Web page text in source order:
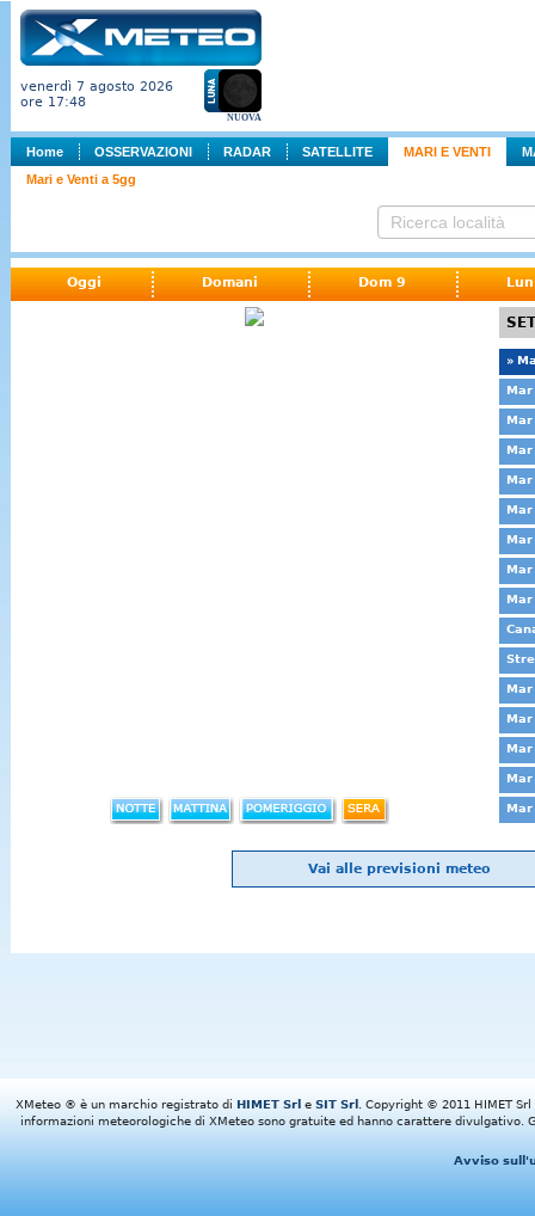
venerdì 7 agosto 2026
ore 17:48
NUOVA
Home OSSERVAZIONI RADAR SATELLITE MARI E VENTI
Mari e Venti a 5gg
Oggi Domani Dom 9
»
Mar
Mar
Mar
Vai alle previsioni meteo
XMeteo ® è un marchio registrato di HIMET Srl e SIT Srl
. Copyright © 2011 HIMET
informazioni meteorologiche di XMeteo sono gratuite ed hanno carattere divulgativo.
Avviso